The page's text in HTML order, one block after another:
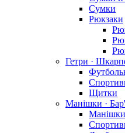
Сумки
Рюкзаки
Гетри ·
Щитки
Манішки ·
Манішки